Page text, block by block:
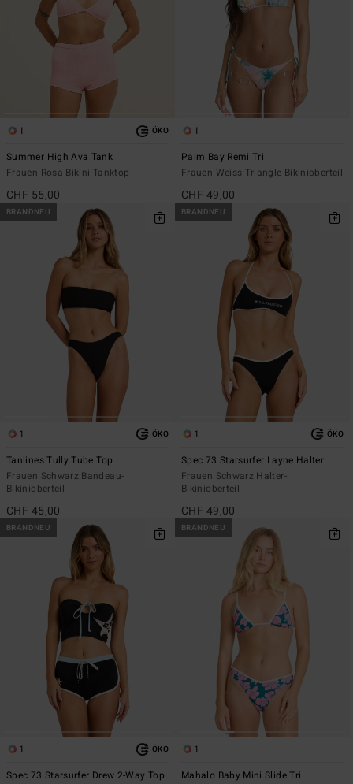
1 ÖKO
Summer High Ava Tank
Frauen Rosa Bikini-Tanktop
CHF 55,00
1
Palm Bay Remi Tri
Frauen Weiss Triangle-Bikinioberteil
CHF 49,00
BRANDNEU
1 ÖKO
Tanlines Tully Tube Top
Frauen Schwarz Bandeau-
Bikinioberteil
CHF 45,00
BRANDNEU
1 ÖKO
Spec 73 Starsurfer Layne Halter
Frauen Schwarz Halter-
Bikinioberteil
CHF 49,00
BRANDNEU
1 ÖKO
Spec 73 Starsurfer Drew 2-Way Top
BRANDNEU
1
Mahalo Baby Mini Slide Tri